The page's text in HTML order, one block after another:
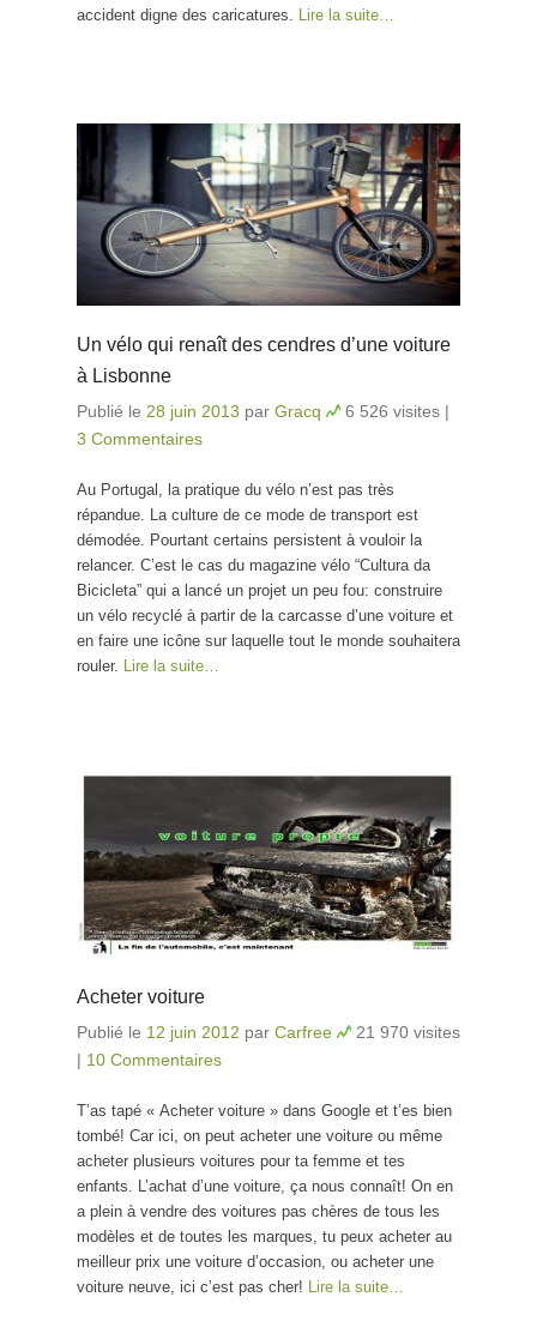
accident digne des caricatures.
Lire la suite…
Un vélo qui renaît des cendres d’une voiture
à Lisbonne
Publié le 28 juin 2013 par Gracq 6 526 visites |
3 Commentaires
Au Portugal, la pratique du vélo n’est pas très
répandue. La culture de ce mode de transport est
démodée. Pourtant certains persistent à vouloir la
relancer. C’est le cas du magazine vélo “Cultura da
Bicicleta” qui a lancé un projet un peu fou: construire
un vélo recyclé à partir de la carcasse d’une voiture et
en faire une icône sur laquelle tout le monde souhaitera
rouler. Lire la suite…
Acheter voiture
Publié le 12 juin 2012 par Carfree
21 970 visites
| 10 Commentaires
T’as tapé « Acheter voiture » dans Google et t’es bien
tombé! Car ici, on peut acheter une voiture ou même
acheter plusieurs voitures pour ta femme et tes
enfants. L’achat d’une voiture, ça nous connaît! On en
a plein à vendre des voitures pas chères de tous les
modèles et de toutes les marques, tu peux acheter au
meilleur prix une voiture d’occasion, ou acheter une
voiture neuve, ici c’est pas cher! Lire la suite…